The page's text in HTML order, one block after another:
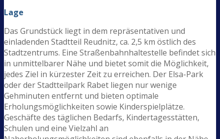
Lage
Das Grundstück liegt in dem repräsentativen und
einladenden Stadtteil Reudnitz, ca. 2,5 km östlich des
Stadtzentrums. Eine Straßenbahnhaltestelle befindet sich
in unmittelbarer Nähe und bietet somit die Möglichkeit,
jedes Ziel in kürzester Zeit zu erreichen. Der Elsa-Park
oder der Stadtteilpark Rabet liegen nur wenige
Gehminuten entfernt und bieten optimale
Erholungsmöglichkeiten sowie Kinderspielplätze.
Geschäfte des täglichen Bedarfs, Kindertagesstätten,
Schulen und eine Vielzahl an